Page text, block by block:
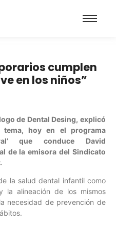
cumplen
en los niños”
de Dental Desing, explicó
hoy en el programa
que conduce David
de la emisora del Sindicato
la salud dental infantil como
la alineación de los mismos
necesidad de prevención de